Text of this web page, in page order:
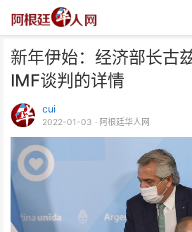
新年伊始：经济部长古
IMF谈判的详情
cui
2022-01-03 · 阿根廷华人网
新年伊始：经济部长古兹曼将
同IMF谈判的详情